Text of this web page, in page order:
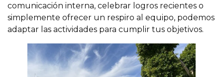
comunicación interna, celebrar logros recientes o
simplemente ofrecer un respiro al equipo, podemos
adaptar las actividades para cumplir tus objetivos.